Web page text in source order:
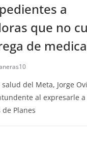
a
que no
de
del Meta, Jorge
al expresarle
Planes